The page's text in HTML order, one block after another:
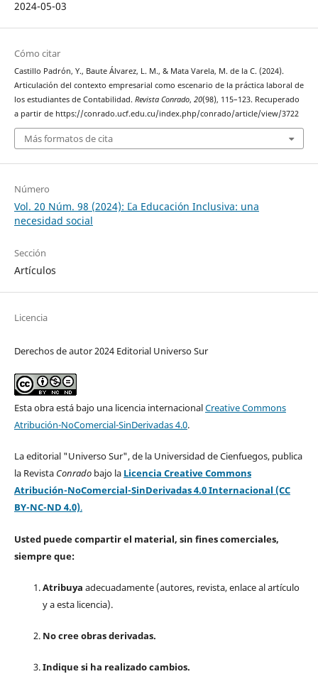
2024-05-03
Cómo citar
Castillo Padrón, Y., Baute Álvarez, L. M., & Mata Varela, M. de la C. (2024).
Articulación del contexto empresarial como escenario de la práctica laboral de
los estudiantes de Contabilidad. Revista Conrado, 20(98), 115–123. Recuperado
a partir de https://conrado.ucf.edu.cu/index.php/conrado/article/view/3722
Más formatos de cita
Número
Vol. 20 Núm. 98 (2024): ¨¨La Educación Inclusiva: una
necesidad social
Sección
Artículos
Licencia
Derechos de autor 2024 Editorial Universo Sur
Esta obra está bajo una licencia internacionalCreative Commons
Atribución-NoComercial-SinDerivadas 4.0.
La editorial "Universo Sur", de la Universidad de Cienfuegos, publica
la Revista Conradobajo la Licencia Creative Commons
Atribución-NoComercial-SinDerivadas 4.0 Internacional (CC
BY-NC-ND 4.0).
Usted puede compartir el material, sin fines comerciales,
siempre que:
Atribuya adecuadamente (autores, revista, enlace al artículo
y a esta licencia).
No cree obras derivadas.
Indique si ha realizado cambios.